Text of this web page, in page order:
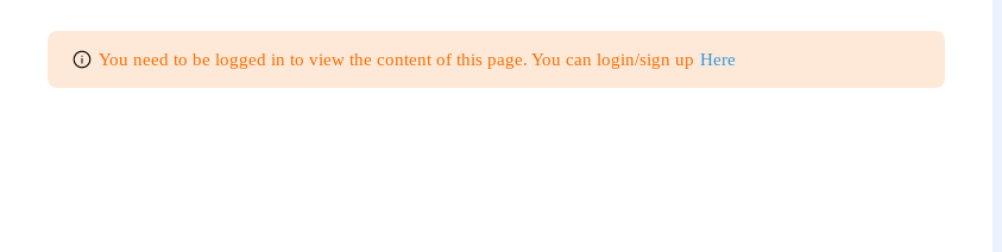
You need to be logged in to view the content of this page. You can login/sign up Here